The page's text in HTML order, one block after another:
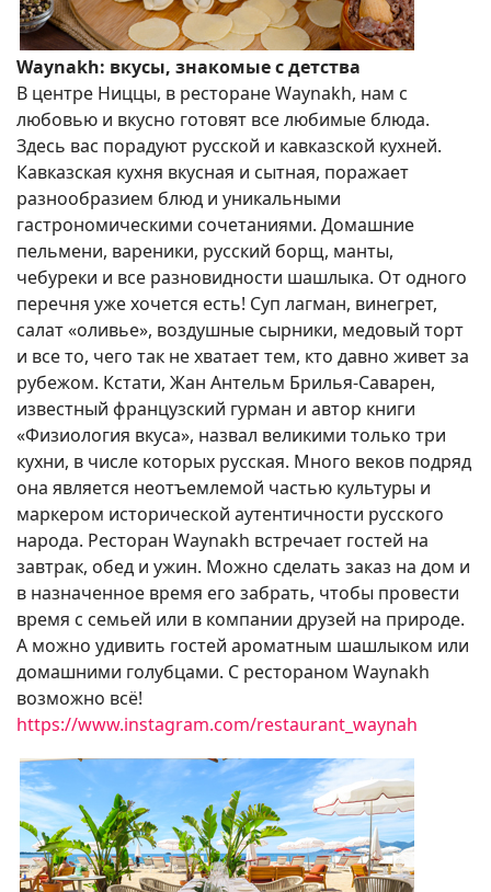
Waynakh: вкусы, знакомые с детства
В центре Ниццы, в ресторане Waynakh, нам с
любовью и вкусно готовят все любимые блюда.
Здесь вас порадуют русской и кавказской кухней.
Кавказская кухня вкусная и сытная, поражает
разнообразием блюд и уникальными
гастрономическими сочетаниями. Домашние
пельмени, вареники, русский борщ, манты,
чебуреки и все разновидности шашлыка. От одного
перечня уже хочется есть! Суп лагман, винегрет,
салат «оливье», воздушные сырники, медовый торт
и все то, чего так не хватает тем, кто давно живет за
рубежом. Кстати, Жан Антельм Брилья-Саварен,
известный французский гурман и автор книги
«Физиология вкуса», назвал великими только три
кухни, в числе которых русская. Много веков подряд
она является неотъемлемой частью культуры и
маркером исторической аутентичности русского
народа. Ресторан Waynakh встречает гостей на
завтрак, обед и ужин. Можно сделать заказ на дом и
в назначенное время его забрать, чтобы провести
время с семьей или в компании друзей на природе.
А можно удивить гостей ароматным шашлыком или
домашними голубцами. С рестораном Waynakh
возможно всё!
https://www.instagram.com/restaurant_waynah